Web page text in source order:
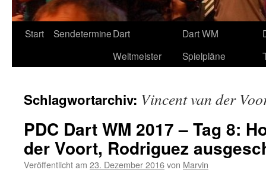
Start SendetermineDart
Weltmeister
Dart WM
Spielpläne
Schlagwortarchiv: Vincent van der
PDC Dart WM 2017 – Tag 8:
der Voort, Rodriguez
Veröffentlicht am 23. Dezember 2016von Marvin